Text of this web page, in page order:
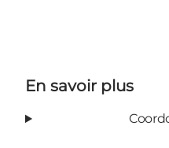
En savoir plus